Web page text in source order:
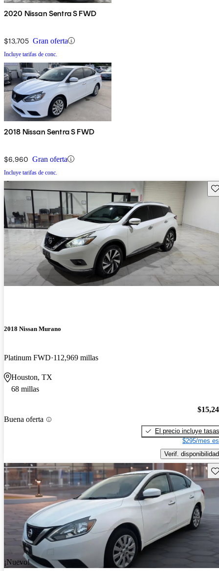
2020 Nissan Sentra S FWD
$13,705 Gran oferta
Incluye tarifas de conc.
2018 Nissan Sentra S FWD
$6,960 Gran oferta
Incluye tarifas de conc.
2018 Nissan Murano
Platinum FWD 112,969 millas
Houston, TX
68 millas
Buena oferta
El precio incluye tasas
$295/mes
Verif. disponibilidad
¡Nuevo!